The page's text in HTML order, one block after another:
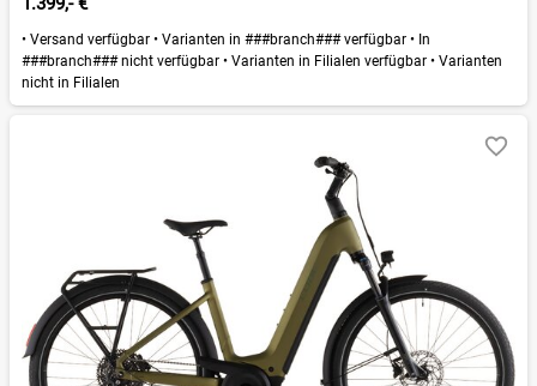
• Versand verfügbar • Varianten in ###branch### verfügbar • In
###branch### nicht verfügbar • Varianten in Filialen verfügbar • Varianten
nicht in Filialen